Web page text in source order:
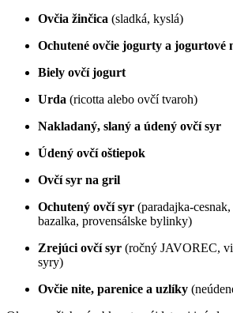
Ovčia žinčica (sladká, kyslá)
Ochutené ovčie jogurty a jogurtové
Biely ovčí jogurt
Urda (ricotta alebo ovčí tvaroh)
Nakladaný, slaný a údený ovčí syr
Údený ovčí oštiepok
Ovčí syr na gril
Ochutený ovčí syr (paradajka-
bazalka, provensálske bylinky)
Zrejúci ovčí syr (ročný JAVOREC,
syry)
Ovčie nite, parenice a uzlíky